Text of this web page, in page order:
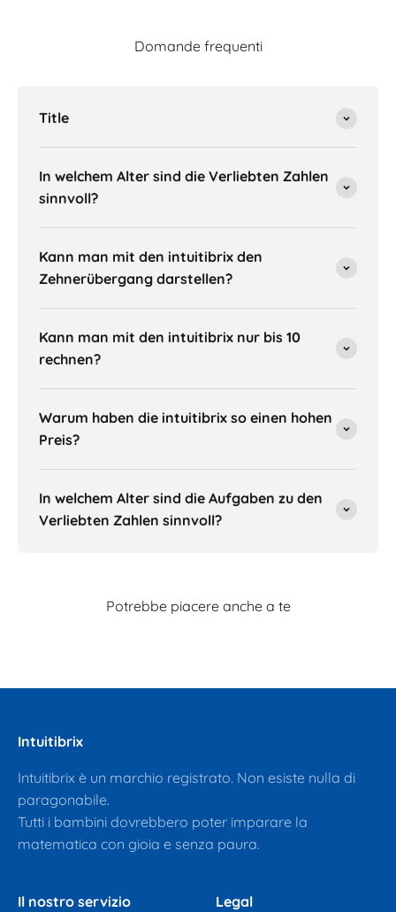
Domande frequenti
Title
In welchem Alter sind die Verliebten Zahlen
sinnvoll?
Kann man mit den intuitibrix den
Zehnerübergang darstellen?
Kann man mit den intuitibrix nur bis 10
rechnen?
Warum haben die intuitibrix so einen hohen
Preis?
In welchem Alter sind die Aufgaben zu den
Verliebten Zahlen sinnvoll?
Intuitibrix
Intuitibrix è un marchio registrato. Non esiste nulla di
paragonabile.
Tutti i bambini dovrebbero poter imparare la
matematica con gioia e senza paura.
Il nostro servizio Legal